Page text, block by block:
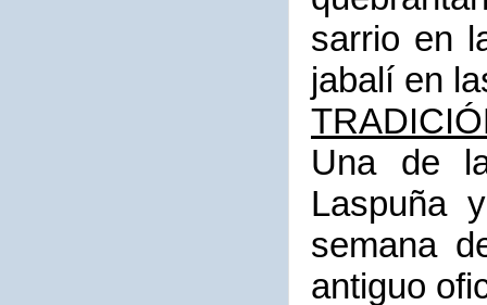
sarrio en
jabalí en
Una de
Laspuña
semana
antiguo